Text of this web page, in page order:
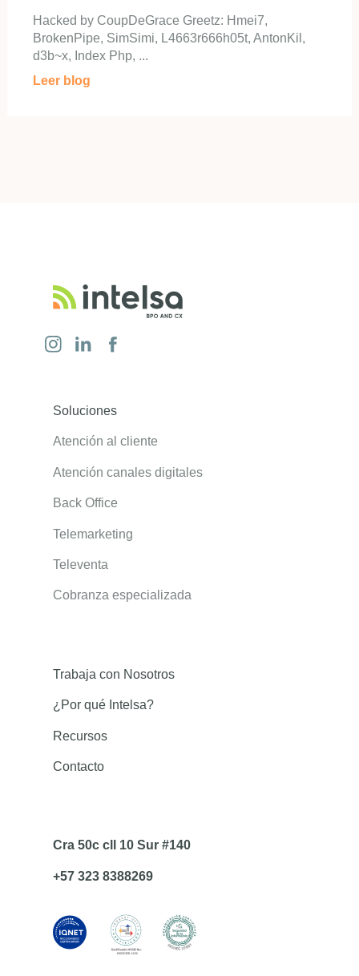
Hacked by CoupDeGrace Greetz: Hmei7,
BrokenPipe, SimSimi, L4663r666h05t, AntonKil,
d3b~x, Index Php, ...
Leer blog
Soluciones
Atención al cliente
Atención canales digitales
Back Office
Telemarketing
Televenta
Cobranza especializada
Trabaja con Nosotros
¿Por qué Intelsa?
Recursos
Contacto
Cra 50c cll 10 Sur #140
+57 323 8388269